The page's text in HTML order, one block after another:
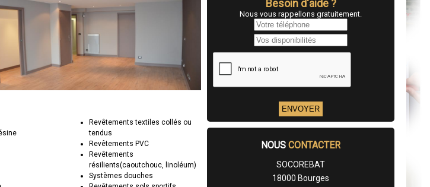
Revêtements textiles collés ou
tendus
Revêtements PVC
Revêtements
résilients(caoutchouc, linoléum)
Systèmes douches
Besoin d'aide ?
Nous vous rappellons gratuitement.
NOUS CONTACTER
SOCOREBAT
18000 Bourges